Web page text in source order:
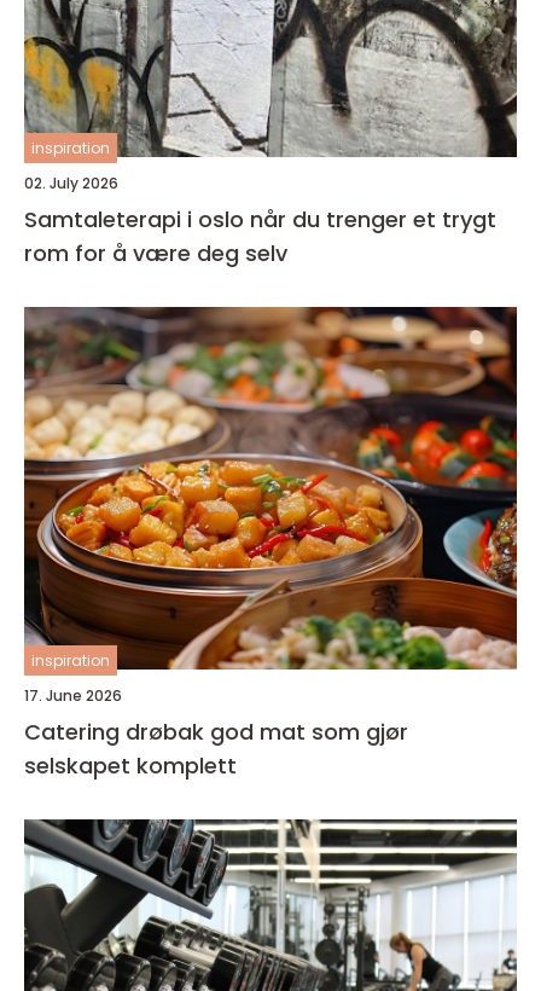
inspiration
02. July 2026
Samtaleterapi i oslo når du trenger et trygt
rom for å være deg selv
inspiration
17. June 2026
Catering drøbak god mat som gjør
selskapet komplett